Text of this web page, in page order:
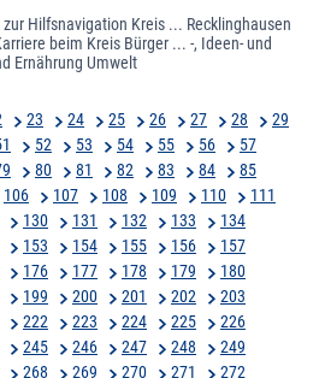
Hilfsnavigation Kreis ... Recklinghausen
beim Kreis Bürger ... -, Ideen- und
Ernährung Umwelt
23 24 25 26 27 28
29
52 53 54 55 56
57
80 81 82 83 84
85
106 107 108 109 110
111
130 131 132 133
134
153 154 155 156
157
176 177 178 179
180
199 200 201 202
203
222 223 224 225
226
245 246 247 248
249
268 269 270 271
272